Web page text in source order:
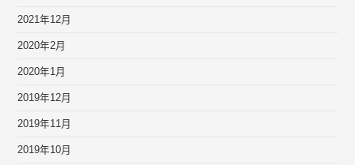
2021年12月
2020年2月
2020年1月
2019年12月
2019年11月
2019年10月